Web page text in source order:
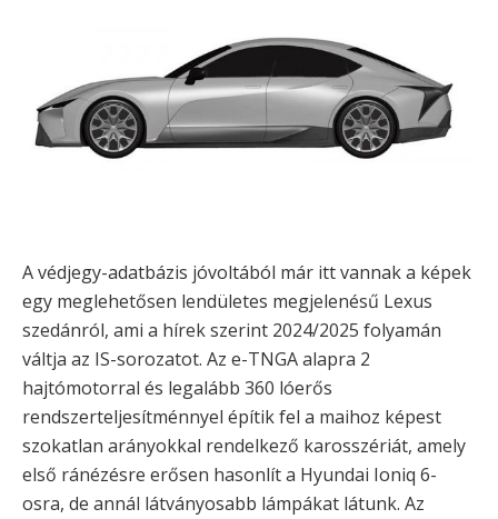
A védjegy-adatbázis jóvoltából már itt vannak a képek
egy meglehetősen lendületes megjelenésű Lexus
szedánról, ami a hírek szerint 2024/2025 folyamán
váltja az IS-sorozatot. Az e-TNGA alapra 2
hajtómotorral és legalább 360 lóerős
rendszerteljesítménnyel építik fel a maihoz képest
szokatlan arányokkal rendelkező karosszériát, amely
első ránézésre erősen hasonlít a Hyundai Ioniq 6-
osra, de annál látványosabb lámpákat látunk. Az